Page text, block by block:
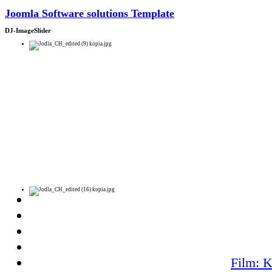
Joomla Software solutions Template
DJ-ImageSlider
Film: